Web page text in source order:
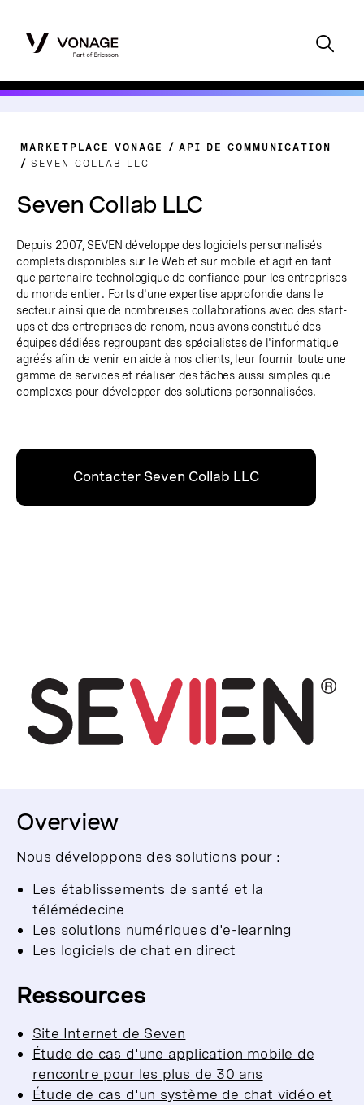
MARKETPLACE VONAGE
API DE COMMUNICATION
SEVEN COLLAB LLC
Seven Collab LLC
Depuis 2007, SEVEN développe des logiciels personnalisés
complets disponibles sur le Web et sur mobile et agit en tant
que partenaire technologique de confiance pour les entreprises
du monde entier. Forts d'une expertise approfondie dans le
secteur ainsi que de nombreuses collaborations avec des start-
ups et des entreprises de renom, nous avons constitué des
équipes dédiées regroupant des spécialistes de l'informatique
agréés afin de venir en aide à nos clients, leur fournir toute une
gamme de services et réaliser des tâches aussi simples que
complexes pour développer des solutions personnalisées.
Contacter Seven Collab LLC
Overview
Nous développons des solutions pour :
Les établissements de santé et la
télémédecine
Les solutions numériques d'e-learning
Les logiciels de chat en direct
Ressources
Site Internet de Seven
Étude de cas d'une application mobile de
rencontre pour les plus de 30 ans
Étude de cas d'un système de chat vidéo et